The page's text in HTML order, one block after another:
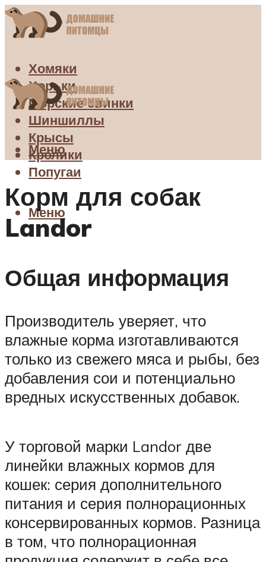
Хомяки
Хорьки
Морские свинки
Шиншиллы
Крысы
Кролики
Попугаи
Меню
Меню
Корм для собак
Landor
Общая информация
Производитель уверяет, что
влажные корма изготавливаются
только из свежего мяса и рыбы, без
добавления сои и потенциально
вредных искусственных добавок.
У торговой марки Landor две
линейки влажных кормов для
кошек: серия дополнительного
питания и серия полнорационных
консервированных кормов. Разница
в том, что полнорационная